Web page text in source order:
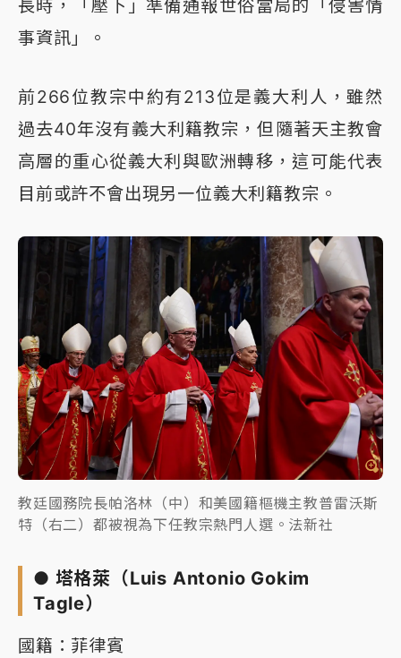
長時，「壓下」準備通報世俗當局的「侵害情
事資訊」。
前266位教宗中約有213位是義大利人，雖然
過去40年沒有義大利籍教宗，但隨著天主教會
高層的重心從義大利與歐洲轉移，這可能代表
目前或許不會出現另一位義大利籍教宗。
教廷國務院長帕洛林（中）和美國籍樞機主教普雷沃斯
特（右二）都被視為下任教宗熱門人選。法新社
● 塔格萊（Luis Antonio Gokim
Tagle）
國籍：菲律賓